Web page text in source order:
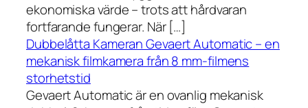
ekonomiska värde – trots att hårdvaran
fortfarande fungerar. När […]
Dubbelåtta Kameran Gevaert Automatic – en
mekanisk filmkamera från 8 mm-filmens
storhetstid
Gevaert Automatic är en ovanlig mekanisk